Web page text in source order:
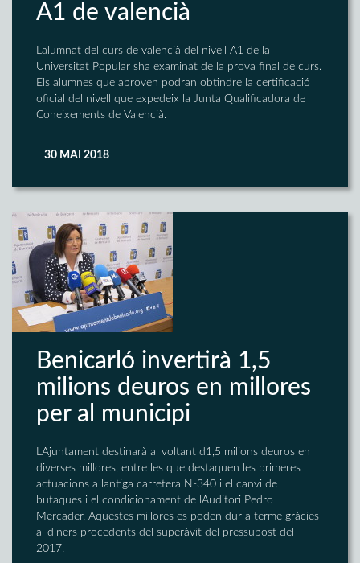
A1 de valencià
Lalumnat del curs de valencià del nivell A1 de la
Universitat Popular sha examinat de la prova final de curs.
Els alumnes que aproven podran obtindre la certificació
oficial del nivell que expedeix la Junta Qualificadora de
Coneixements de Valencià.
30 MAI 2018
Benicarló invertirà 1,5
milions deuros en millores
per al municipi
LAjuntament destinarà al voltant d1,5 milions deuros en
diverses millores, entre les que destaquen les primeres
actuacions a lantiga carretera N-340 i el canvi de
butaques i el condicionament de lAuditori Pedro
Mercader. Aquestes millores es poden dur a terme gràcies
al diners procedents del superàvit del pressupost del
2017.